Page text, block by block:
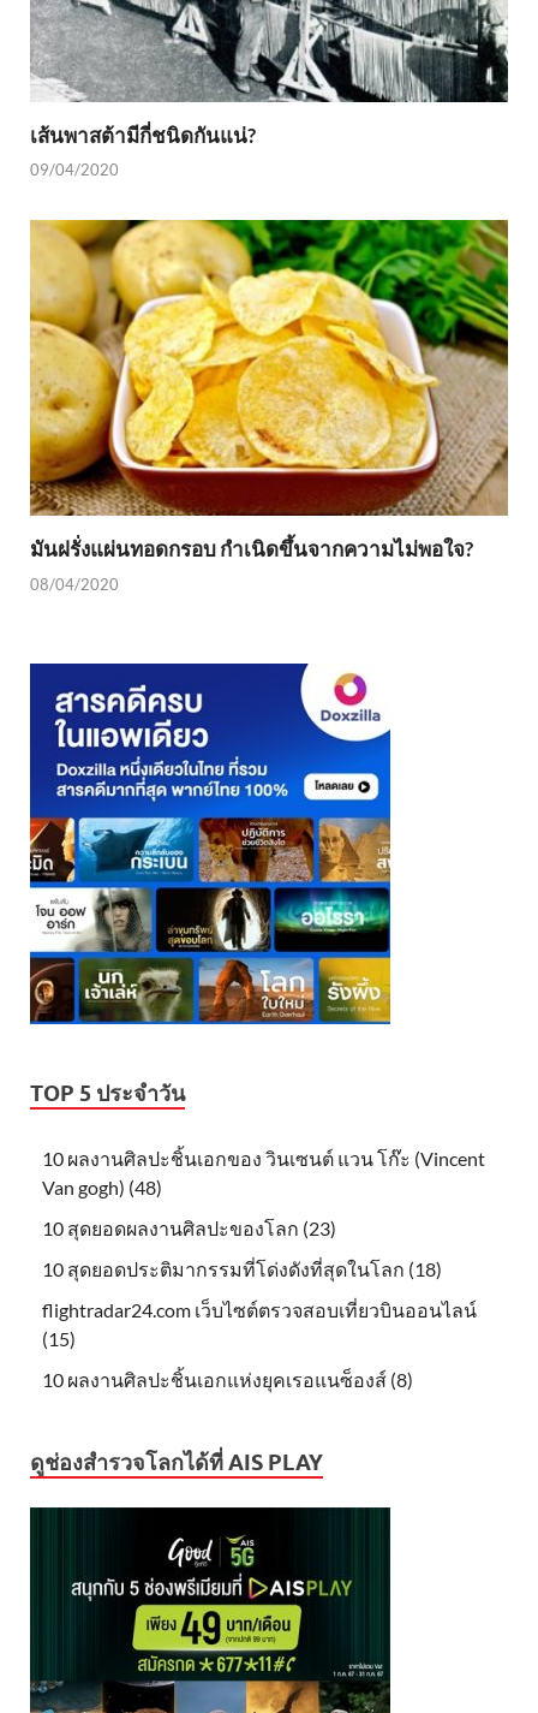
เส้นพาสต้ามีกี่ชนิดกันแน่?
09/04/2020
มันฝรั่งแผ่นทอดกรอบ กำเนิดขึ้นจากความไม่พอใจ?
08/04/2020
TOP 5 ประจำวัน
10 ผลงานศิลปะชิ้นเอกของ วินเซนต์ แวน โก๊ะ (Vincent
Van gogh) (48)
10 สุดยอดผลงานศิลปะของโลก (23)
10 สุดยอดประติมากรรมที่โด่งดังที่สุดในโลก (18)
flightradar24.com เว็บไซต์ตรวจสอบเที่ยวบินออนไลน์
(15)
10 ผลงานศิลปะชิ้นเอกแห่งยุคเรอแนซ็องส์ (8)
ดูช่องสำรวจโลกได้ที่ AIS PLAY